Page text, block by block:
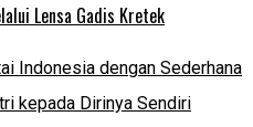
Lensa Gadis Kretek
Indonesia dengan Sederhana
kepada Dirinya Sendiri